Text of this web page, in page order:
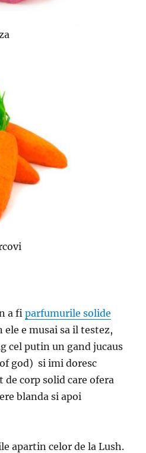
a fiparfumurile solide
ele e musai sa il testez,
cel putin un gand jucaus
god) si imi doresc
corp solid care ofera
blanda si apoi
apartin celor de la Lush.